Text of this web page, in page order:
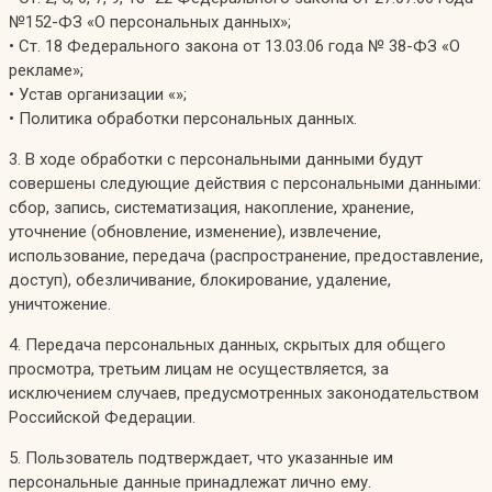
№152-ФЗ «О персональных данных»;
• Ст. 18 Федерального закона от 13.03.06 года № 38-ФЗ «О
рекламе»;
• Устав организации «»;
• Политика обработки персональных данных.
3. В ходе обработки с персональными данными будут
совершены следующие действия с персональными данными:
сбор, запись, систематизация, накопление, хранение,
уточнение (обновление, изменение), извлечение,
использование, передача (распространение, предоставление,
доступ), обезличивание, блокирование, удаление,
уничтожение.
4. Передача персональных данных, скрытых для общего
просмотра, третьим лицам не осуществляется, за
исключением случаев, предусмотренных законодательством
Российской Федерации.
5. Пользователь подтверждает, что указанные им
персональные данные принадлежат лично ему.